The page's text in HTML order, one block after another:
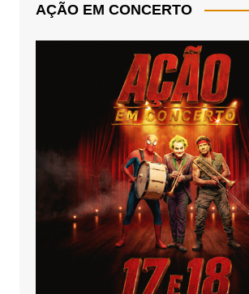
AÇÃO EM CONCERTO